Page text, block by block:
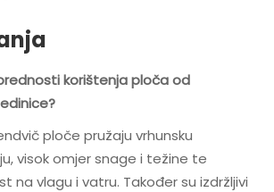
korištenja ploča od
ploče pružaju vrhunsku
visok omjer snage i težine te
na vlagu i vatru. Također su izdržljivi